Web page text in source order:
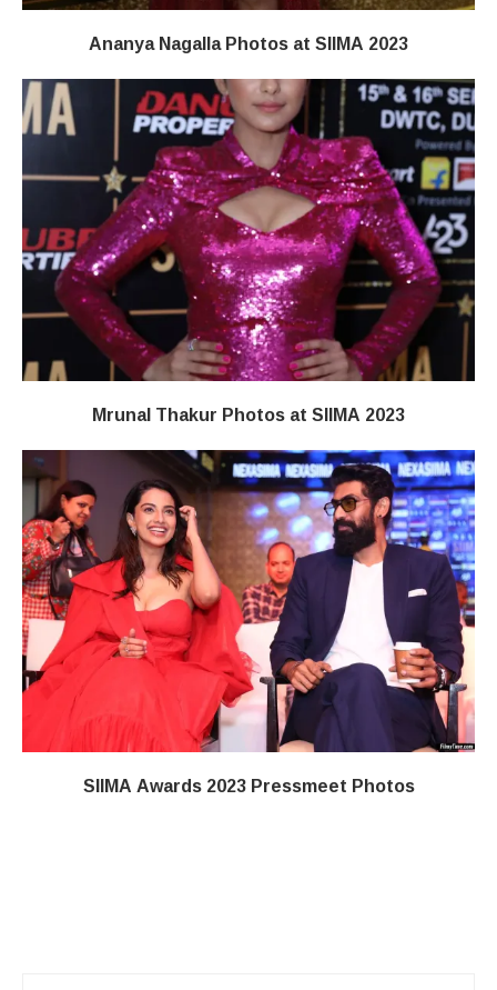
Ananya Nagalla Photos at SIIMA 2023
Mrunal Thakur Photos at SIIMA 2023
SIIMA Awards 2023 Pressmeet Photos